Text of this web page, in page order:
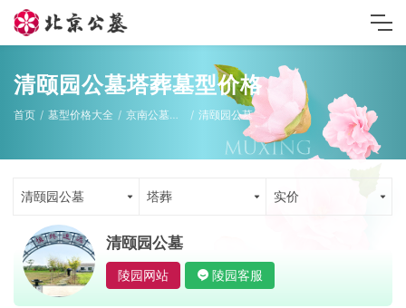
清颐园公墓塔葬墓型价格
首页 墓型价格大全 京南公墓墓型 清颐园公墓
清颐园公墓 塔葬 实价
清颐园公墓
陵园网站 陵园客服